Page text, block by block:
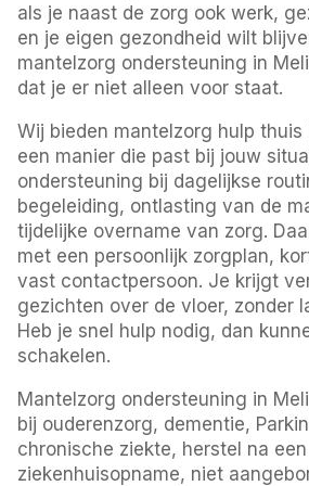
als je naast de zorg ook werk,
en je eigen gezondheid wilt
mantelzorg ondersteuning in
dat je er niet alleen voor staat.
Wij bieden mantelzorg hulp thuis
een manier die past bij jouw
ondersteuning bij dagelijkse
begeleiding, ontlasting van de
tijdelijke overname van zorg.
met een persoonlijk zorgplan,
vast contactpersoon. Je krijgt
gezichten over de vloer, zonder
Heb je snel hulp nodig, dan
schakelen.
Mantelzorg ondersteuning in
bij ouderenzorg, dementie,
chronische ziekte, herstel na een
ziekenhuisopname, niet